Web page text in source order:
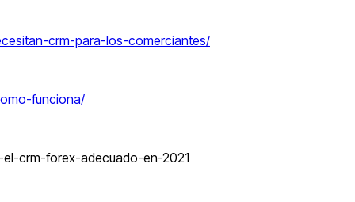
crm-para-los-comerciantes/
funciona/
crm-forex-adecuado-en-2021